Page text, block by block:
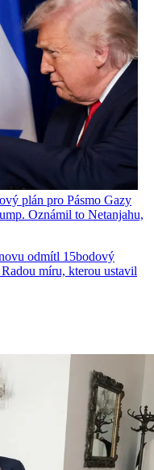
plán pro Pásmo Gazy
Oznámil to Netanjahu,
odmítl 15bodový
míru, kterou ustavil